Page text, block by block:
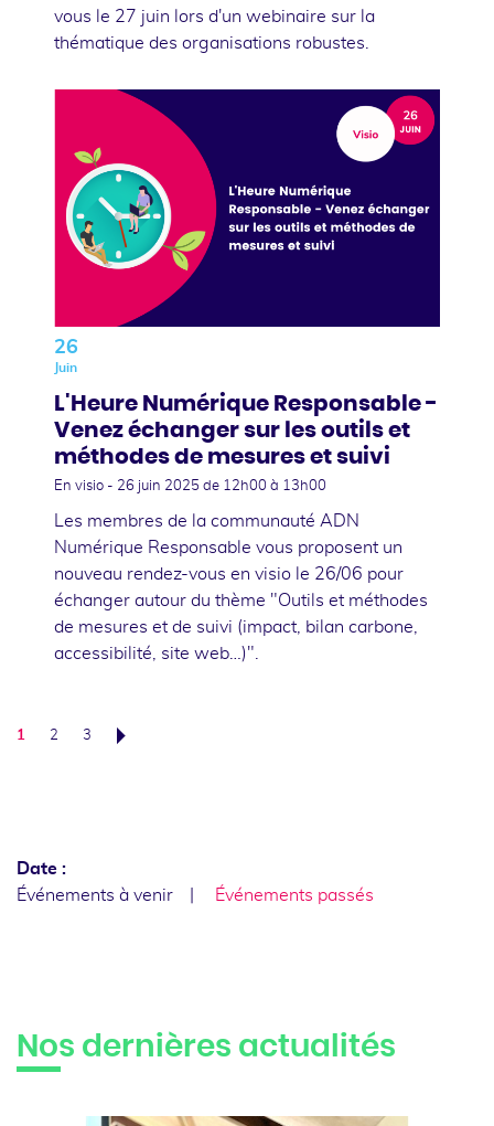
vous le 27 juin lors d'un webinaire sur la
thématique des organisations robustes.
26
Juin
L'Heure Numérique Responsable -
Venez échanger sur les outils et
méthodes de mesures et suivi
En visio - 26 juin 2025 de 12h00 à 13h00
Les membres de la communauté ADN
Numérique Responsable vous proposent un
nouveau rendez-vous en visio le 26/06 pour
échanger autour du thème "Outils et méthodes
de mesures et de suivi (impact, bilan carbone,
accessibilité, site web…)".
1 2 3
Date :
Événements à venir
Événements passés
Nos dernières actualités